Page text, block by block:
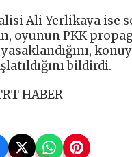
Ali Yerlikaya ise
oyunun PKK
bildirdi.
HABER